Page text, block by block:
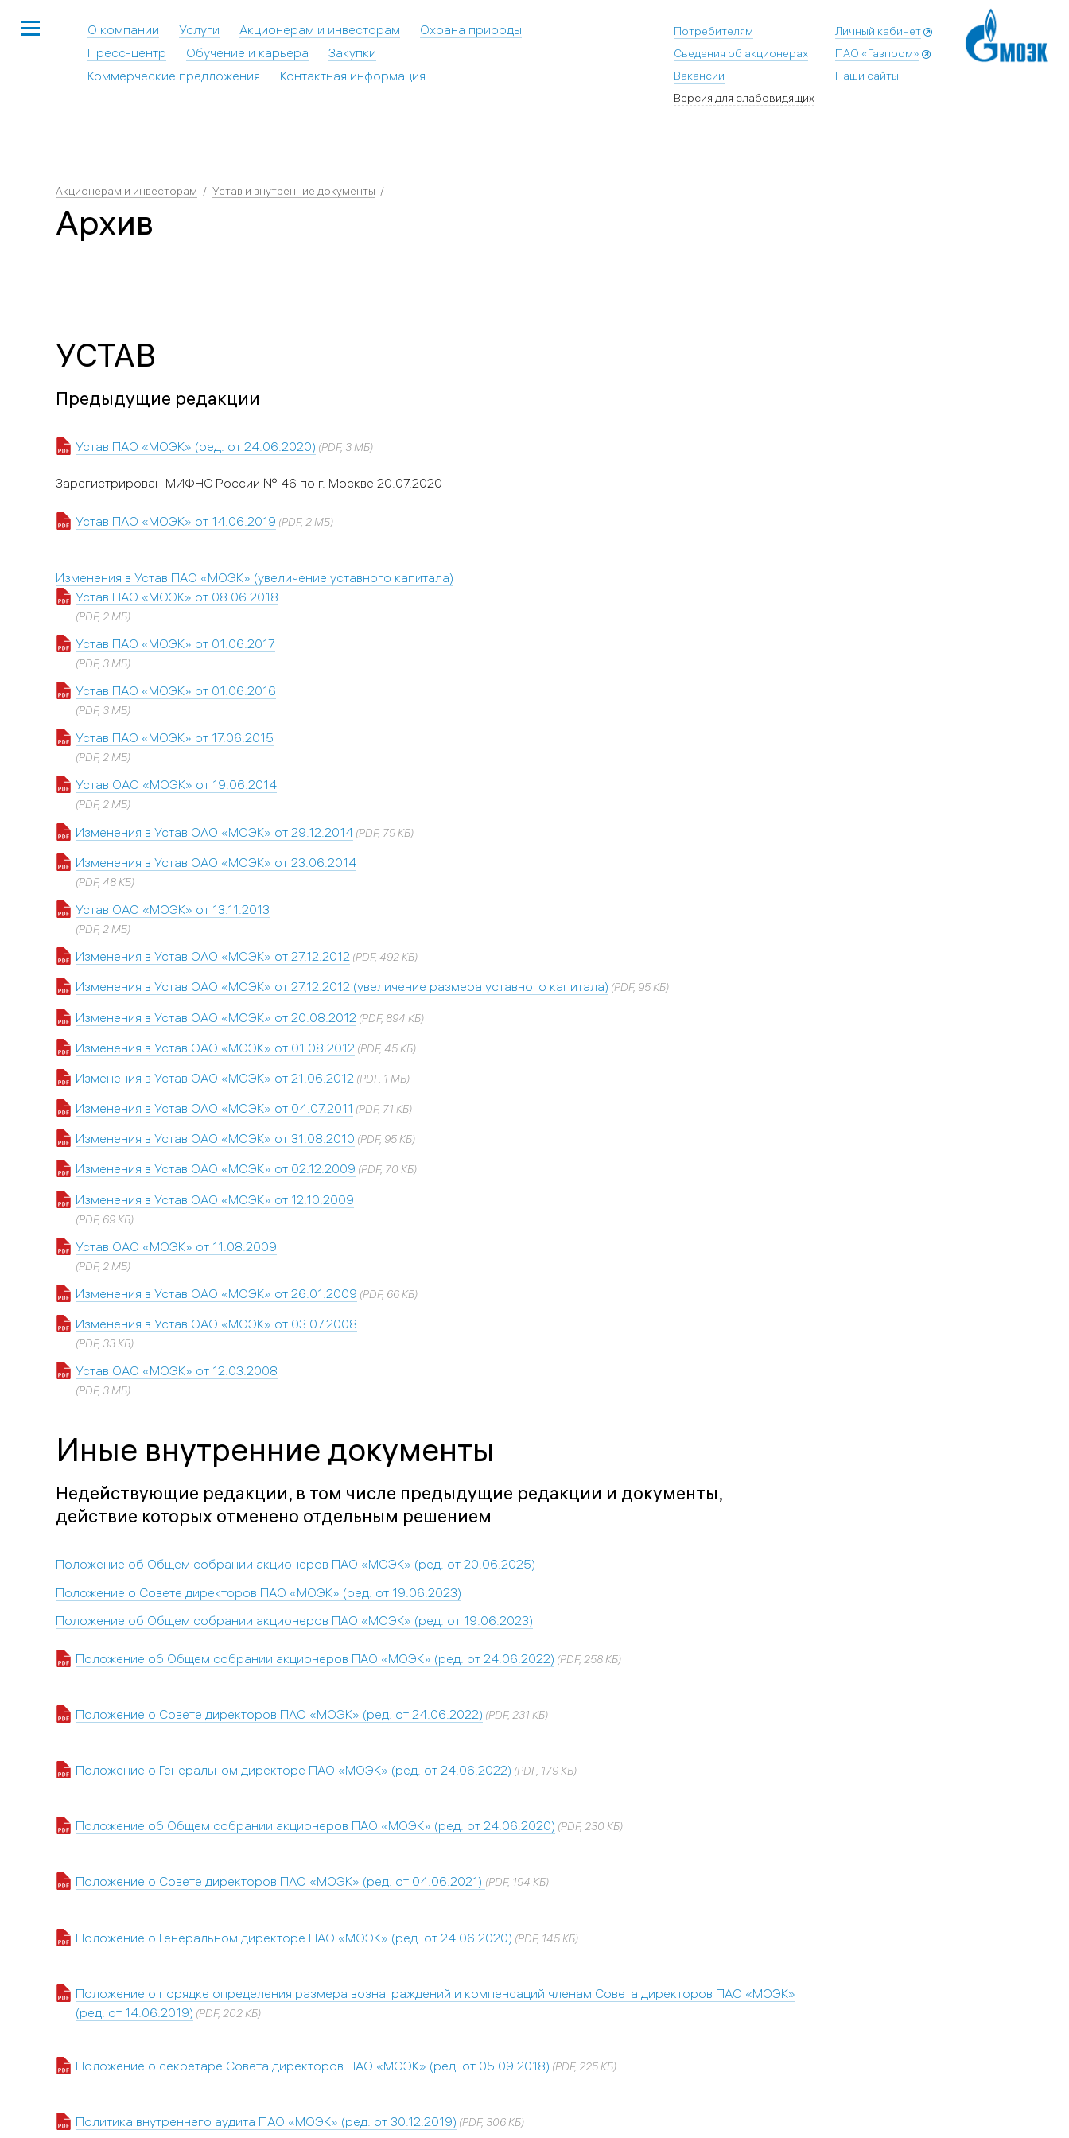
О компании Услуги Акционерам и инвесторам
Охрана природы
Пресс-центр
Обучение и карьера
Закупки
Коммерческие предложения
Контактная информация
Личный кабинет
ПАО «Газпром»
Наши сайты
Потребителям
Сведения об акционерах
Вакансии
Версия для слабовидящих
Акционерам и инвесторам Устав и внутренние документы
Архив
УСТАВ
Предыдущие редакции
Устав ПАО «МОЭК» (ред. от 24.06.2020) (PDF, 3 МБ)
Зарегистрирован МИФНС России № 46 по г. Москве 20.07.2020
Устав ПАО «МОЭК» от 14.06.2019 (PDF, 2 МБ)
Изменения в Устав ПАО «МОЭК» (увеличение уставного капитала)
Устав ПАО «МОЭК» от 08.06.2018
(PDF, 2 МБ)
Устав ПАО «МОЭК» от 01.06.2017
(PDF, 3 МБ)
Устав ПАО «МОЭК» от 01.06.2016
(PDF, 3 МБ)
Устав ПАО «МОЭК» от 17.06.2015
(PDF, 2 МБ)
Устав ОАО «МОЭК» от 19.06.2014
(PDF, 2 МБ)
Изменения в Устав ОАО «МОЭК» от 29.12.2014 (PDF, 79 КБ)
Изменения в Устав ОАО «МОЭК» от 23.06.2014
(PDF, 48 КБ)
Устав ОАО «МОЭК» от 13.11.2013
(PDF, 2 МБ)
Изменения в Устав ОАО «МОЭК» от 27.12.2012 (PDF, 492 КБ)
Изменения в Устав ОАО «МОЭК» от 27.12.2012 (увеличение размера уставного капитала) (PDF, 95 КБ)
Изменения в Устав ОАО «МОЭК» от 20.08.2012 (PDF, 894 КБ)
Изменения в Устав ОАО «МОЭК» от 01.08.2012 (PDF, 45 КБ)
Изменения в Устав ОАО «МОЭК» от 21.06.2012 (PDF, 1 МБ)
Изменения в Устав ОАО «МОЭК» от 04.07.2011 (PDF, 71 КБ)
Изменения в Устав ОАО «МОЭК» от 31.08.2010 (PDF, 95 КБ)
Изменения в Устав ОАО «МОЭК» от 02.12.2009 (PDF, 70 КБ)
Изменения в Устав ОАО «МОЭК» от 12.10.2009
(PDF, 69 КБ)
Устав ОАО «МОЭК» от 11.08.2009
(PDF, 2 МБ)
Изменения в Устав ОАО «МОЭК» от 26.01.2009 (PDF, 66 КБ)
Изменения в Устав ОАО «МОЭК» от 03.07.2008
(PDF, 33 КБ)
Устав ОАО «МОЭК» от 12.03.2008
(PDF, 3 МБ)
Иные внутренние документы
Недействующие редакции, в том числе предыдущие редакции и документы,
действие которых отменено отдельным решением
Положение об Общем собрании акционеров ПАО «МОЭК» (ред. от 20.06.2025)
Положение о Совете директоров ПАО «МОЭК» (ред. от 19.06.2023)
Положение об Общем собрании акционеров ПАО «МОЭК» (ред. от 19.06.2023)
Положение об Общем собрании акционеров ПАО «МОЭК» (ред. от 24.06.2022) (PDF, 258 КБ)
Положение о Совете директоров ПАО «МОЭК» (ред. от 24.06.2022) (PDF, 231 КБ)
Положение о Генеральном директоре ПАО «МОЭК» (ред. от 24.06.2022) (PDF, 179 КБ)
Положение об Общем собрании акционеров ПАО «МОЭК» (ред. от 24.06.2020) (PDF, 230 КБ)
Положение о Совете директоров ПАО «МОЭК» (ред. от 04.06.2021) (PDF, 194 КБ)
Положение о Генеральном директоре ПАО «МОЭК» (ред. от 24.06.2020) (PDF, 145 КБ)
Положение о порядке определения размера вознаграждений и компенсаций членам Совета директоров ПАО «МОЭК»
(ред. от 14.06.2019) (PDF, 202 КБ)
Положение о секретаре Совета директоров ПАО «МОЭК» (ред. от 05.09.2018) (PDF, 225 КБ)
Политика внутреннего аудита ПАО «МОЭК» (ред. от 30.12.2019) (PDF, 306 КБ)